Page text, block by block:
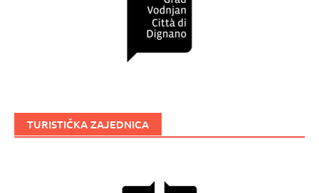
TURISTIČKA ZAJEDNICA